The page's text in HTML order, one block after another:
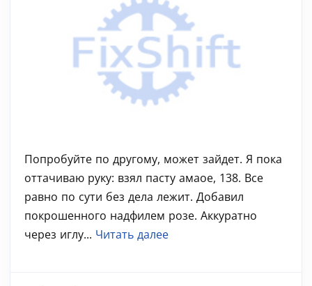
Попробуйте по другому, может зайдет. Я пока
оттачиваю руку: взял пасту амаое, 138. Все
равно по сути без дела лежит. Добавил
покрошенного надфилем розе. Аккуратно
через иглу... Читать далее